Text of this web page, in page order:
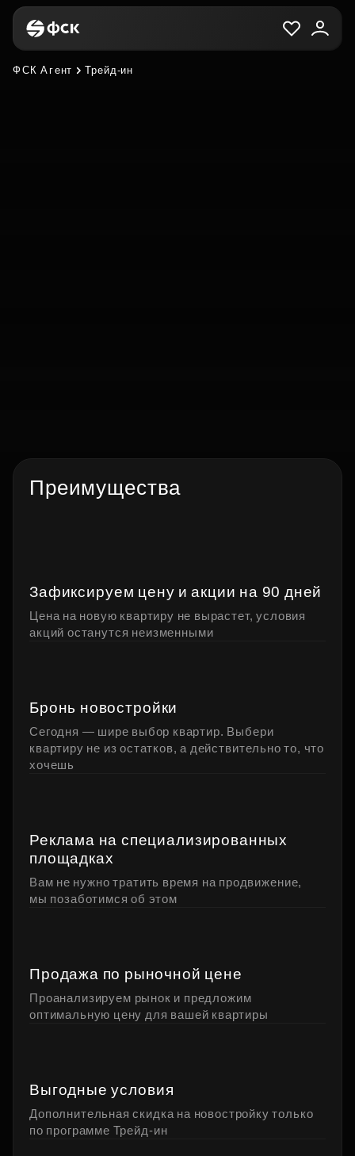
ФСК Агент Трейд-ин
Недвижимость в Трейд‑ин
Получить консультацию
Преимущества
Зафиксируем цену и акции на 90 дней
Цена на новую квартиру не вырастет, условия
акций останутся неизменными
Бронь новостройки
Сегодня — шире выбор квартир. Выбери
квартиру не из остатков, а действительно то, что
хочешь
Реклама на специализированных
площадках
Вам не нужно тратить время на продвижение,
мы позаботимся об этом
Продажа по рыночной цене
Проанализируем рынок и предложим
оптимальную цену для вашей квартиры
Выгодные условия
Дополнительная скидка на новостройку только
по программе Трейд‑ин